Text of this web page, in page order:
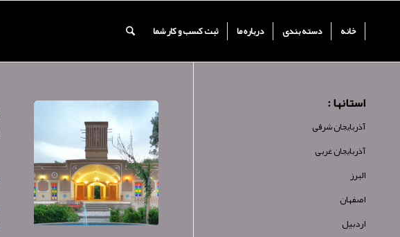
خانه دسته بندی درباره ما ثبت کسب و کار شما
استانها :
آذربایجان شرقی
آذربایجان غربی
البرز
اصفهان
اردبیل